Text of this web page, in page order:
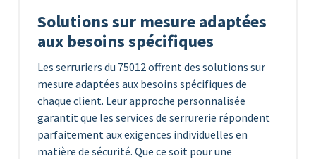
Solutions sur mesure adaptées
aux besoins spécifiques
Les serruriers du 75012 offrent des solutions sur
mesure adaptées aux besoins spécifiques de
chaque client. Leur approche personnalisée
garantit que les services de serrurerie répondent
parfaitement aux exigences individuelles en
matière de sécurité. Que ce soit pour une